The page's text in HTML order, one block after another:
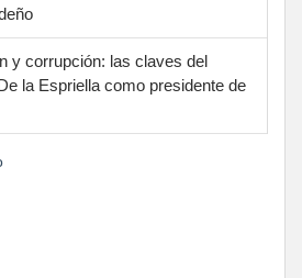
y corrupción: las claves del
la Espriella como presidente de